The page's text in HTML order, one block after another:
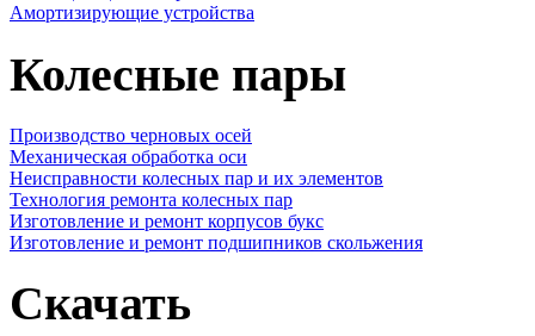
Амортизирующие устройства
Колесные пары
Производство черновых осей
Механическая обработка оси
Неисправности колесных пар и их элементов
Технология ремонта колесных пар
Изготовление и ремонт корпусов букс
Изготовление и ремонт подшипников скольжения
Скачать